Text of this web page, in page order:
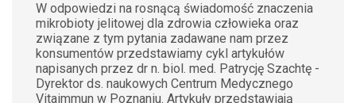
W odpowiedzi na rosnącą świadomość znaczenia
mikrobioty jelitowej dla zdrowia człowieka oraz
związane z tym pytania zadawane nam przez
konsumentów przedstawiamy cykl artykułów
napisanych przez dr n. biol. med. Patrycję Szachtę -
Dyrektor ds. naukowych Centrum Medycznego
Vitaimmun w Poznaniu. Artykuły przedstawiają